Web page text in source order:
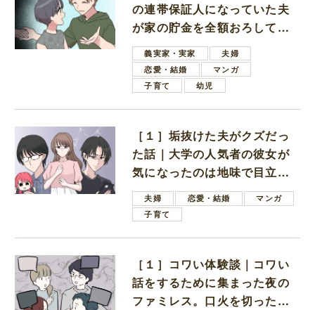
の連帯保証人になっていた夫
が家の貯金を全額おろしてほ
しいと言ってきた
義実家・実家
夫婦
恋愛・結婚
マンガ
子育て
幼児
［１］垢抜けた夫がクズだっ
た話｜大学の人気者の彼女が
気になったのは地味で目立た
ない男子学生
夫婦 恋愛・結婚
マンガ
子育て
［１］コワい体験談｜コワい
話をするために集まった夜の
ファミレス。口火を切ったの